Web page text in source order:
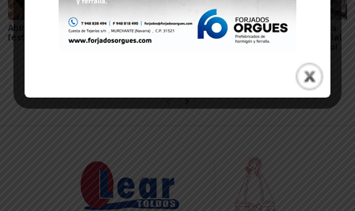
Ablitas abre el verano
festivo con sus peras
María Preciado,
concejala de Cadreita:
«Queremos unas fiestas
Sendaviva presenta la
programación especial
del eclipse total de Sol